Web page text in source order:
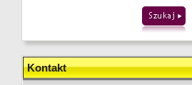
Kontakt